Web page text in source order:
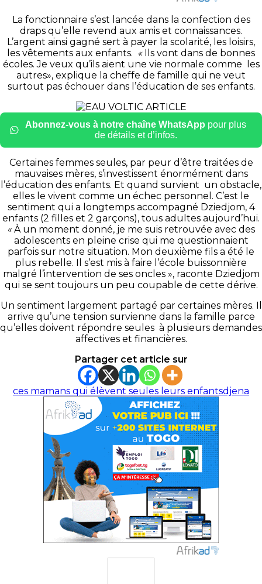
La fonctionnaire s’est lancée dans la confection des
draps qu’elle revend aux amis et connaissances.
L’argent ainsi gagné sert à payer la scolarité, les loisirs,
les vêtements aux enfants. « Ils vont dans de bonnes
écoles. Je veux qu’ils aient une vie normale comme les
autres», explique la cheffe de famille qui ne veut
surtout pas échouer dans l’éducation de ses enfants.
Abonnez-vous à notre chaîne WhatsApp pour plus
de détails et d’infos.
Certaines femmes seules, par peur d’être traitées de
mauvaises mères, s’investissent énormément dans
l’éducation des enfants. Et quand survient un obstacle,
elles le vivent comme un échec personnel. C’est le
sentiment qui a longtemps accompagné Dziedjom, 4
enfants (2 filles et 2 garçons), tous adultes aujourd’hui.
«À un moment donné, je me suis retrouvée avec des
adolescents en pleine crise qui me questionnaient
parfois sur notre situation. Mon deuxième fils a été le
plus rebelle. Il s’est mis à faire l’école buissonnière
malgré l’intervention de ses oncles », raconte Dziedjom
qui se sent toujours un peu coupable de cette dérive.
Un sentiment largement partagé par certaines mères. Il
arrive qu’une tension survienne dans la famille parce
qu’elles doivent répondre seules à plusieurs demandes
affectives et financières.
Partager cet article sur
ces mamans qui élèvent seules leurs enfantsdjena